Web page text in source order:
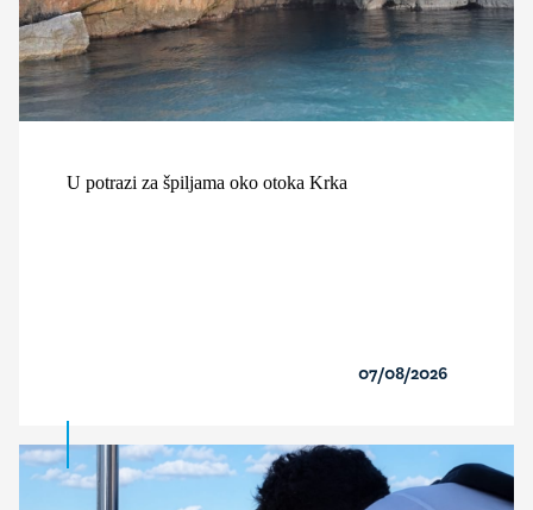
U potrazi za špiljama oko otoka Krka
07/08/2026